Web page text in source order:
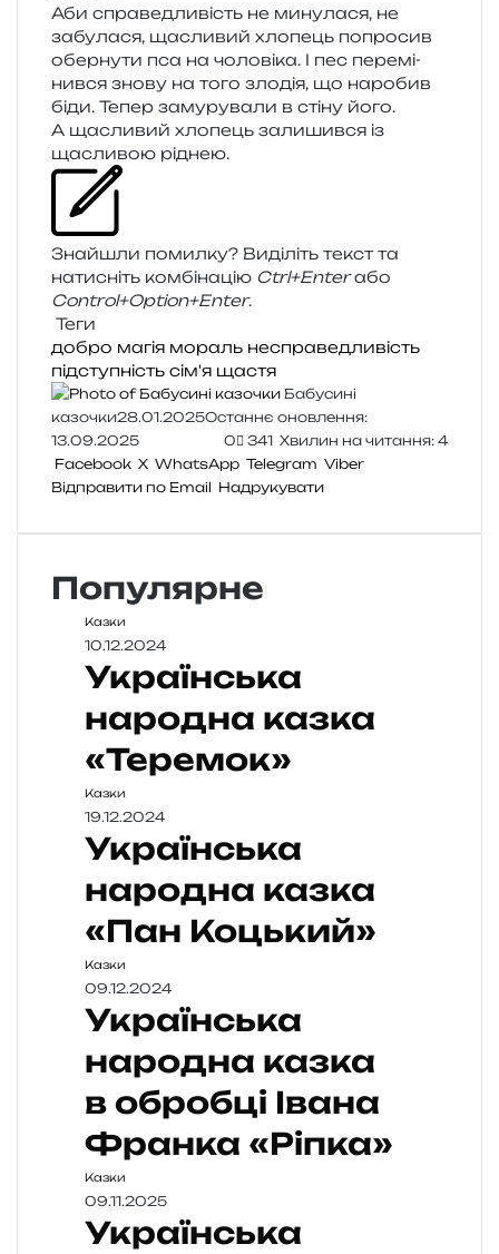
Аби спра­ве­дли­вість не мину­ла­ся, не
забу­ла­ся, щасли­вий хло­пець попро­сив
обер­ну­ти пса на чоло­ві­ка. І пес пере­мі­
нив­ся знову на того зло­дія, що наро­бив
біди. Тепер заму­ру­ва­ли в стіну його.
А щасли­вий хло­пець зали­шив­ся із
щасли­вою ріднею.
Знайшли помил­ку? Виділіть текст та
нати­сніть ком­бі­на­цію Ctrl+Enterабо
Control+Option+Enter.
Теги
добро магія мораль несправедливість
підступність сім'я щастя
Бабусині
казочки28.01.2025Останнє оновлення:
13.09.2025
0 341 Хвилин на читання: 4
Facebook X WhatsApp Telegram Viber
Відправити по Email Надрукувати
Популярне
Казки
10.12.2024
Українська
народна казка
«Теремок»
Казки
19.12.2024
Українська
народна казка
«Пан Коцький»
Казки
09.12.2024
Українська
народна казка
в обробці Івана
Франка «Ріпка»
Казки
09.11.2025
Українська